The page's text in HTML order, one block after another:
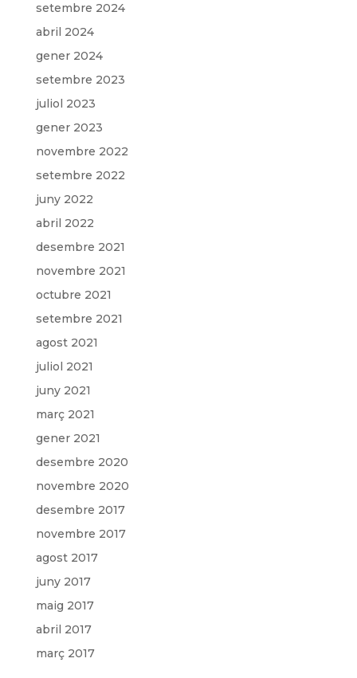
setembre 2024
abril 2024
gener 2024
setembre 2023
juliol 2023
gener 2023
novembre 2022
setembre 2022
juny 2022
abril 2022
desembre 2021
novembre 2021
octubre 2021
setembre 2021
agost 2021
juliol 2021
juny 2021
març 2021
gener 2021
desembre 2020
novembre 2020
desembre 2017
novembre 2017
agost 2017
juny 2017
maig 2017
abril 2017
març 2017